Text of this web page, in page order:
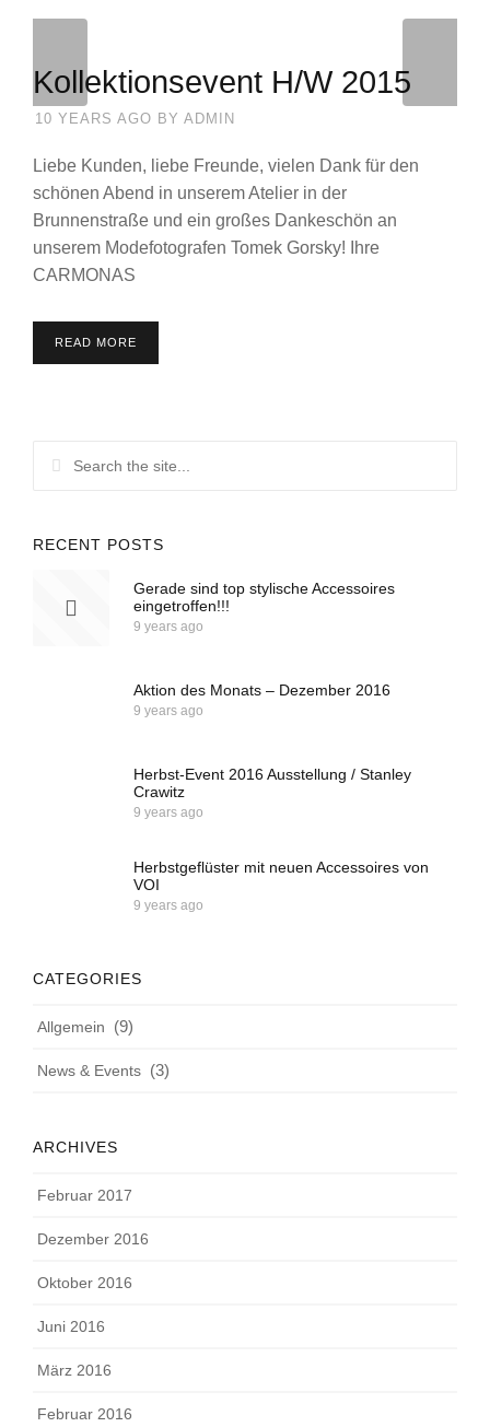
Kollektionsevent H/W 2015
10 YEARS AGO BY ADMIN
Liebe Kunden, liebe Freunde, vielen Dank für den
schönen Abend in unserem Atelier in der
Brunnenstraße und ein großes Dankeschön an
unserem Modefotografen Tomek Gorsky! Ihre
CARMONAS
READ MORE
RECENT POSTS
Gerade sind top stylische Accessoires
eingetroffen!!!
9 years ago
Aktion des Monats – Dezember 2016
9 years ago
Herbst-Event 2016 Ausstellung / Stanley
Crawitz
9 years ago
Herbstgeflüster mit neuen Accessoires von
VOI
9 years ago
CATEGORIES
Allgemein (9)
News & Events (3)
ARCHIVES
Februar 2017
Dezember 2016
Oktober 2016
Juni 2016
März 2016
Februar 2016